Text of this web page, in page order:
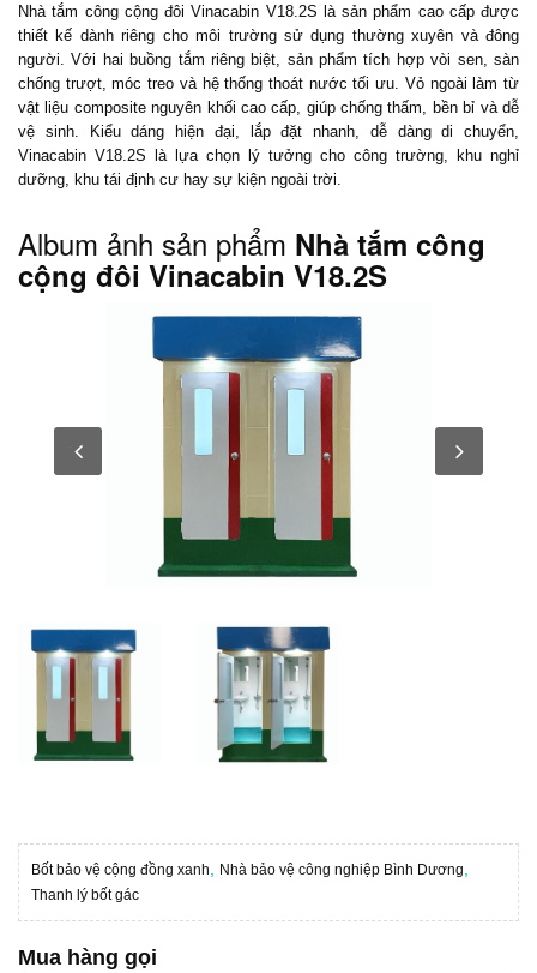
Nhà tắm công cộng đôi Vinacabin V18.2S là sản phẩm cao cấp được
thiết kế dành riêng cho môi trường sử dụng thường xuyên và đông
người. Với hai buồng tắm riêng biệt, sản phẩm tích hợp vòi sen, sàn
chống trượt, móc treo và hệ thống thoát nước tối ưu. Vỏ ngoài làm từ
vật liệu composite nguyên khối cao cấp, giúp chống thấm, bền bỉ và dễ
vệ sinh. Kiểu dáng hiện đại, lắp đặt nhanh, dễ dàng di chuyển,
Vinacabin V18.2S là lựa chọn lý tưởng cho công trường, khu nghỉ
dưỡng, khu tái định cư hay sự kiện ngoài trời.
Album ảnh sản phẩm Nhà tắm công
cộng đôi Vinacabin V18.2S
Bốt bảo vệ cộng đồng xanh, Nhà bảo vệ công nghiệp Bình Dương,
Thanh lý bốt gác
Mua hàng gọi